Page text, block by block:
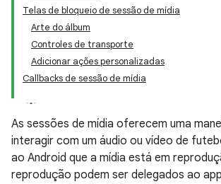
Telas de bloqueio de sessão de mídia
Arte do álbum
Controles de transporte
Adicionar ações personalizadas
Callbacks de sessão de mídia
As sessões de mídia oferecem uma
interagir com um áudio ou vídeo de
ao Android que a mídia está em
reprodução podem ser delegados ao